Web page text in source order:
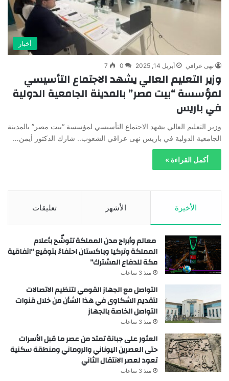
أخبار
نهى عراقي أبريل 14, 2025 0
7
وزير التعليم العالي يشهد الاجتماع التأسيسي
لمؤسسة “بيت مصر” بالمدينة الجامعية الدولية
في باريس
وزير التعليم العالي يشهد الاجتماع التأسيسي لمؤسسة “بيت مصر” بالمدينة
الجامعية الدولية في باريس نهى عراقي الشعوب.. شارك الدكتور أيمن…
أكمل القراءة »
الأخيرة الأشهر تعليقات
معالم وأبراج مدن المملكة تتوشّح بأعلام
المملكة وتركيا وباكستان احتفاءً بتوقيع “اتفاقية
مكة للدفاع المشترك”
منذ 3 ساعات
التواصل مع الجهاز القومي لتنظيم الاتصالات
لتقديم الشكاوى في هذا الشأن من خلال قنوات
التواصل الخاصة بالجهاز
منذ 3 ساعات
العثور على جبانة تمتد من عصر ما قبل الأسرات
حتى العصرين اليوناني والروماني ومنطقة سكنية
تعود لعصر الانتقال الثاني
منذ 3 ساعات